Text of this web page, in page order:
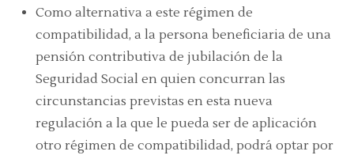
Como alternativa a este régimen de
compatibilidad, a la persona beneficiaria de una
pensión contributiva de jubilación de la
Seguridad Social en quien concurran las
circunstancias previstas en esta nueva
regulación a la que le pueda ser de aplicación
otro régimen de compatibilidad, podrá optar por